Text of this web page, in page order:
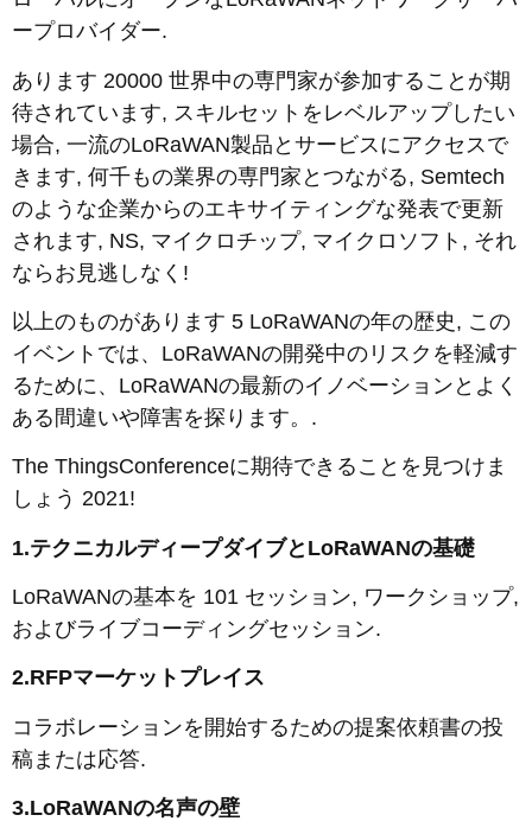
ープロバイダー.
あります 20000 世界中の専門家が参加することが期
待されています, スキルセットをレベルアップしたい
場合, 一流のLoRaWAN製品とサービスにアクセスで
きます, 何千もの業界の専門家とつながる, Semtech
のような企業からのエキサイティングな発表で更新
されます, NS, マイクロチップ, マイクロソフト, それ
ならお見逃しなく!
以上のものがあります 5 LoRaWANの年の歴史, この
イベントでは、LoRaWANの開発中のリスクを軽減す
るために、LoRaWANの最新のイノベーションとよく
ある間違いや障害を探ります。.
The ThingsConferenceに期待できることを見つけま
しょう 2021!
1.テクニカルディープダイブとLoRaWANの基礎
LoRaWANの基本を 101 セッション, ワークショップ,
およびライブコーディングセッション.
2.RFPマーケットプレイス
コラボレーションを開始するための提案依頼書の投
稿または応答.
3.LoRaWANの名声の壁